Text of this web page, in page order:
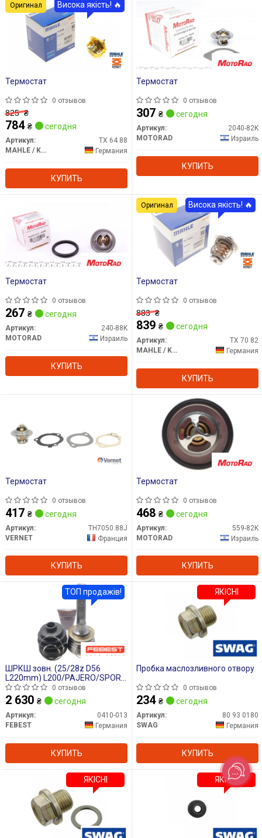
Термостат
0 отзывов
825₴
784 ₴ сегодня
Артикул:
TX 64 88
MAHLE / KNECHT
Германия
КУПИТЬ
Висока якість! 🔥
Оригинал
Термостат
0 отзывов
307 ₴ сегодня
Артикул:
2040-82K
MOTORAD
Израиль
КУПИТЬ
Термостат
0 отзывов
267 ₴ сегодня
Артикул:
240-88K
MOTORAD
Израиль
КУПИТЬ
Термостат
0 отзывов
883₴
839 ₴ сегодня
Артикул:
TX 70 82
MAHLE / KNECHT
Германия
КУПИТЬ
Висока якість! 🔥
Оригинал
Термостат
0 отзывов
417 ₴ сегодня
Артикул:
TH7050.88J
VERNET
Франция
КУПИТЬ
Термостат
0 отзывов
468 ₴ сегодня
Артикул:
559-82K
MOTORAD
Израиль
КУПИТЬ
ШРКШ зовн. (25/28z D56
L220mm) L200/PAJERO/SPORT
2.5-2.8TD/3.0 V6 90-07
0 отзывов
2 630 ₴ сегодня
Артикул:
0410-013
FEBEST
Германия
КУПИТЬ
ТОП продажів!
Пробка маслозливного отвору
0 отзывов
234 ₴ сегодня
Артикул:
80 93 0180
SWAG
Германия
КУПИТЬ
ЯКІСНІ
ЯКІСНІ ЯКІСНІ